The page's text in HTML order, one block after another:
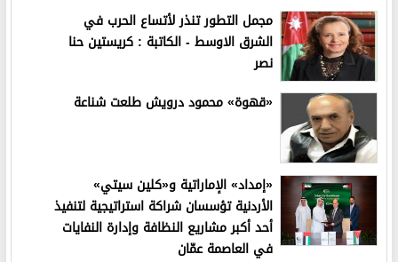
مجمل التطور تنذر لأتساع الحرب في
الشرق الاوسط - الكاتبة : كريستين حنا
نصر
«قهوة» محمود درويش طلعت شناعة
«إمداد» الإماراتية و«كلين سيتي»
الأردنية تؤسسان شراكة استراتيجية لتنفيذ
أحد أكبر مشاريع النظافة وإدارة النفايات
في العاصمة عمّان